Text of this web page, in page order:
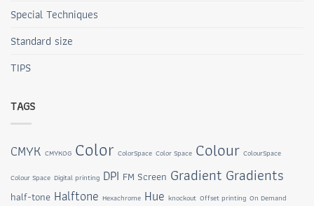
Special Techniques
Standard size
TIPS
TAGS
CMYK CMYKOG Color ColorSpace Color Space Colour ColourSpace
Colour Space Digital printing DPI FM Screen Gradient Gradients
half-tone Halftone Hexachrome Hue knockout Offset printing On Demand